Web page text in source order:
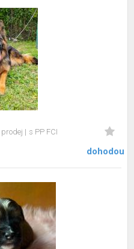
s PP FCI
dohodou